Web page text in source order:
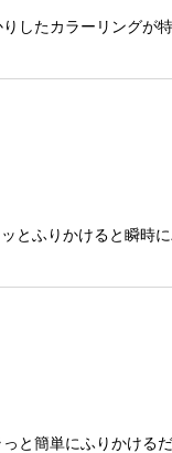
したカラーリングが
とふりかけると瞬時
と簡単にふりかける